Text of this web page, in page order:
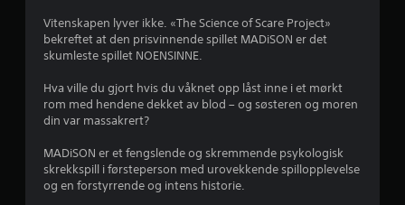
g
u
d
Vitenskapen lyver ikke. «The Science of Scare Project»
bekreftet at den prisvinnende spillet MADiSON er det
skumleste spillet NOENSINNE.
Hva ville du gjort hvis du våknet opp låst inne i et mørkt
rom med hendene dekket av blod – og søsteren og moren
din var massakrert?
MADiSON er et fengslende og skremmende psykologisk
skrekkspill i førsteperson med urovekkende spillopplevelse
og en forstyrrende og intens historie.